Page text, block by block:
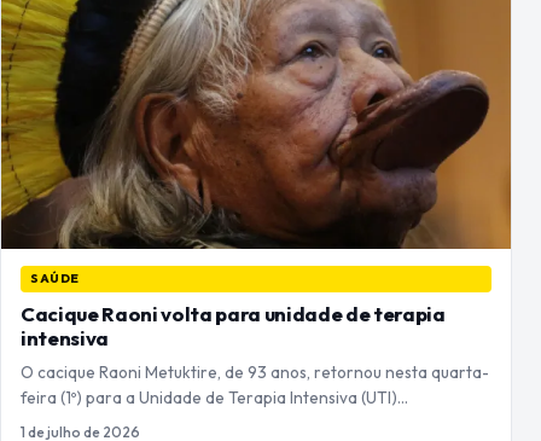
SAÚDE
Cacique Raoni volta para unidade de terapia
intensiva
O cacique Raoni Metuktire, de 93 anos, retornou nesta quarta-
feira (1º) para a Unidade de Terapia Intensiva (UTI)…
1 de julho de 2026